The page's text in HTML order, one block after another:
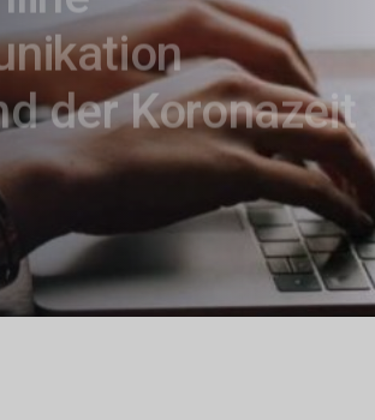
der Koronazeit